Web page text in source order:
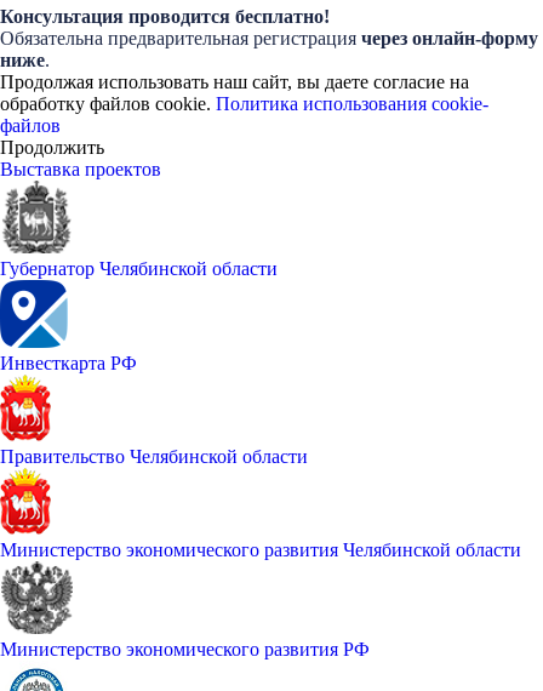
Консультация проводится бесплатно!
Обязательна предварительная регистрация через онлайн-форму
ниже.
Продолжая использовать наш сайт, вы даете согласие на
обработку файлов cookie. Политика использования cookie-
файлов
Продолжить
Выставка проектов
Губернатор Челябинской области
Инвесткарта РФ
Правительство Челябинской области
Министерство экономического развития Челябинской области
Министерство экономического развития РФ